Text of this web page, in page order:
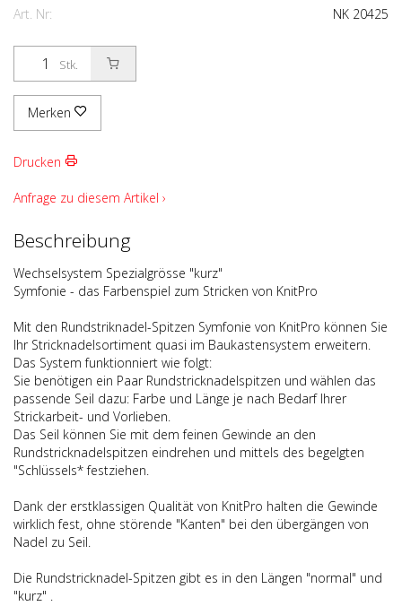
Art. Nr: NK 20425
Stk.
Merken
Drucken
Anfrage zu diesem Artikel ›
Beschreibung
Wechselsystem Spezialgrösse "kurz"
Symfonie - das Farbenspiel zum Stricken von KnitPro
Mit den Rundstriknadel-Spitzen Symfonie von KnitPro können Sie
Ihr Stricknadelsortiment quasi im Baukastensystem erweitern.
Das System funktionniert wie folgt:
Sie benötigen ein Paar Rundstricknadelspitzen und wählen das
passende Seil dazu: Farbe und Länge je nach Bedarf Ihrer
Strickarbeit- und Vorlieben.
Das Seil können Sie mit dem feinen Gewinde an den
Rundstricknadelspitzen eindrehen und mittels des begelgten
"Schlüssels* festziehen.
Dank der erstklassigen Qualität von KnitPro halten die Gewinde
wirklich fest, ohne störende "Kanten" bei den übergängen von
Nadel zu Seil.
Die Rundstricknadel-Spitzen gibt es in den Längen "normal" und
"kurz" .